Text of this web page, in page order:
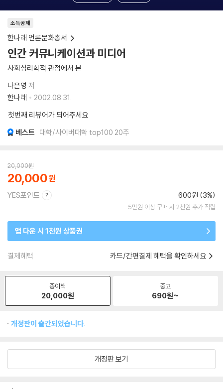
소득공제
한나래 언론문화총서
인간 커뮤니케이션과 미디어
사회심리학적 관점에서 본
나은영 저
한나래
2002.08.31.
첫번째 리뷰어가 되어주세요
베스트 대학/사이버대학 top100 20주
20,000원
20,000
YES포인트 600원 (3%)
5만원 이상 구매 시 2천원 추가 적립
앱 다운 시 1천원 상품권
결제혜택 카드/간편결제 혜택을 확인하세요
종이책
20,000원
중고
690원~
개정판이 출간되었습니다.
개정판 보기